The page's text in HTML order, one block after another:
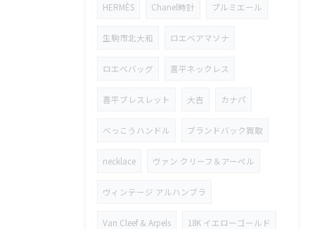
HERMÈS Chanel時計 プルミエール
生駒市北大和 ロエベアマソナ
ロエベバッグ 喜平ネックレス
喜平ブレスレット 大吉 カナパ
べっこうハンドル ブランドバック買取
necklace ヴァン クリーフ＆アーペル
ヴィンテージ アルハンブラ
Van Cleef & Arpels 18K イエローゴールド